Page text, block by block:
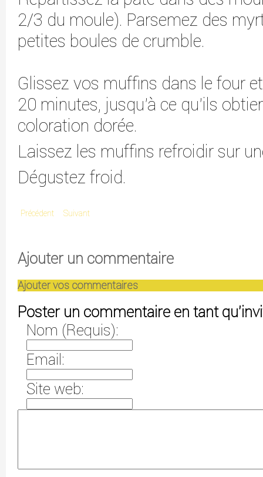
2/3 du moule). Parsemez des
petites boules de crumble.
Glissez vos muffins dans le four
20 minutes, jusqu'à ce qu'ils
coloration dorée.
Laissez les muffins refroidir sur
Dégustez froid.
Précédent Suivant
Ajouter un commentaire
Ajouter vos commentaires
Poster un commentaire en tant
Nom (Requis):
Email:
Site web: